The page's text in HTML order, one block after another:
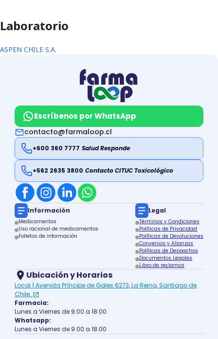
Laboratorio
ASPEN CHILE S.A.
Escríbenos por WhatsApp
contacto@farmaloop.cl
+600 360 7777 Salud Responde
+562 2635 3800 Contacto CITUC Toxicológico
Información
Medicamentos
Uso racional de medicamentos
Folletos de información
Legal
Términos y Condiciones
Políticas de Privacidad
Políticas de Devoluciones
Convenios y Alianzas
Políticas de Despachos
Documentos Legales
Libro de reclamos
Ubicación y Horarios
Local 1 Avenida Príncipe de Gales 6273, La Reina, Santiago de
Chile.
Farmacia:
Lunes a Viernes de 9:00 a 18:00
Whatsapp:
Lunes a Viernes de 9:00 a 18:00